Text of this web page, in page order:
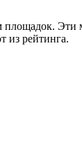
площадок.
из рейтинга.